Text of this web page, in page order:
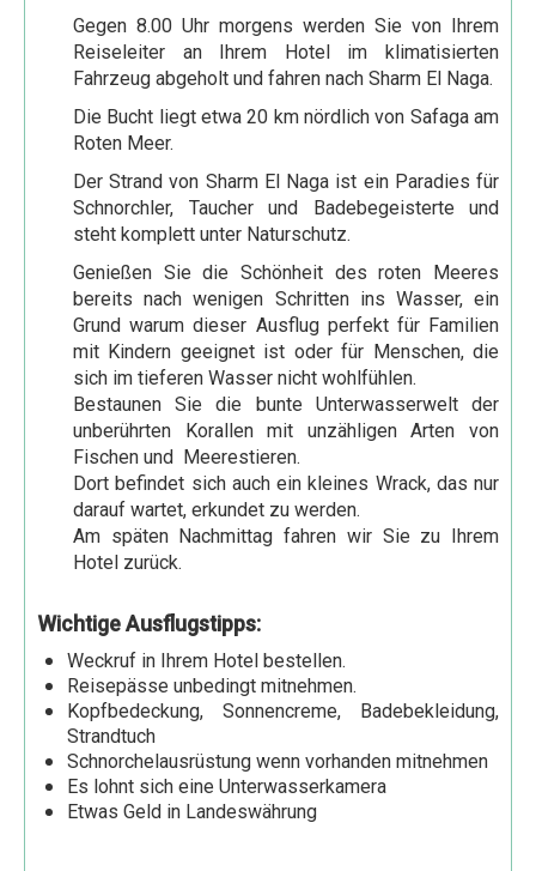
Mit Quadrunnern durch die Wüste
Luxor 1 Tag mit dem Kleinbus
Luxor 2 Tage mit dem Kleinbus
Ausflüge nach Kairo
Kairo 1 oder 2 Tage per Flug
Kairo 1 Tag mit dem Kleinbus
Kairo 2 Tage mit dem Kleinbus
Kairo und die Oase Fayum 3 Tage
Kairo und Alexandria 3 Tage
Abu Simbel und Assuan Individuell
Ab Luxor
Karnak und Luxor Tempel
Tal der Könige und Hatschepsut Tempel
Erlebnistour Theben west
Esna & Edfu Tempel
Dendera und Abydos Tempel
Sound & Licht Show am Karnak Tempel
Fahrt im Heißluftballon
Kamelreiten in Theben West
Gegen 8.00 Uhr morgens werden Sie von Ihrem
Reiseleiter an Ihrem Hotel im klimatisierten
Fahrzeug abgeholt und fahren nach Sharm El Naga.
Die Bucht liegt etwa 20 km nördlich von Safaga am
Roten Meer.
Der Strand von Sharm El Naga ist ein Paradies für
Schnorchler, Taucher und Badebegeisterte und
steht komplett unter Naturschutz.
Genießen Sie die Schönheit des roten Meeres
bereits nach wenigen Schritten ins Wasser, ein
Grund warum dieser Ausflug perfekt für Familien
mit Kindern geeignet ist oder für Menschen, die
sich im tieferen Wasser nicht wohlfühlen.
Bestaunen Sie die bunte Unterwasserwelt der
unberührten Korallen mit unzähligen Arten von
Fischen und Meerestieren.
Dort befindet sich auch ein kleines Wrack, das nur
darauf wartet, erkundet zu werden.
Am späten Nachmittag fahren wir Sie zu Ihrem
Hotel zurück.
Wichtige Ausflugstipps:
Weckruf in Ihrem Hotel bestellen.
Reisepässe unbedingt mitnehmen.
Kopfbedeckung, Sonnencreme, Badebekleidung,
Strandtuch
Schnorchelausrüstung wenn vorhanden mitnehmen
Es lohnt sich eine Unterwasserkamera
Etwas Geld in Landeswährung